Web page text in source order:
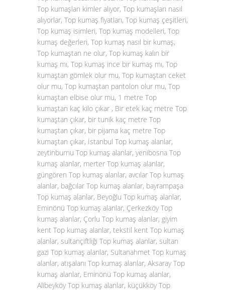
Top kumaşları kimler alıyor, Top kumaşları nasıl
alıyorlar, Top kumaş fiyatları, Top kumaş çeşitleri,
Top kumaş isimleri, Top kumaş modelleri, Top
kumaş değerleri, Top kumaş nasıl bir kumaş,
Top kumaştan ne olur, Top kumaş kalın bir
kumaş mı, Top kumaş ince bir kumaş mı, Top
kumaştan gömlek olur mu, Top kumaştan ceket
olur mu, Top kumaştan pantolon olur mu, Top
kumaştan elbise olur mu, 1 metre Top
kumaştan kaç kilo çıkar , Bir etek kaç metre Top
kumaştan çıkar, bir tunik kaç metre Top
kumaştan çıkar, bir pijama kaç metre Top
kumaştan çıkar, İstanbul Top kumaş alanlar,
zeytinburnu Top kumaş alanlar, yenibosna Top
kumaş alanlar, merter Top kumaş alanlar,
güngören Top kumaş alanlar, avcılar Top kumaş
alanlar, bağcılar Top kumaş alanlar, bayrampaşa
Top kumaş alanlar, Beyoğlu Top kumaş alanlar,
Eminönü Top kumaş alanlar, Çerkezköy Top
kumaş alanlar, Çorlu Top kumaş alanlar, giyim
kent Top kumaş alanlar, tekstil kent Top kumaş
alanlar, sultançiftliği Top kumaş alanlar, sultan
gazi Top kumaş alanlar, Sultanahmet Top kumaş
alanlar, atışalanı Top kumaş alanlar, Aksaray Top
kumaş alanlar, Eminönü Top kumaş alanlar,
Alibeyköy Top kumaş alanlar, küçükköy Top